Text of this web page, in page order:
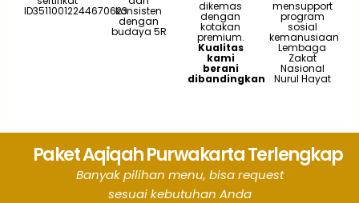
ID35110012244670623konsisten
dengan
budaya 5R
dikemas
dengan
kotakan
premium.
Kualitas
kami
berani
dibandingkan
mensupport
program
sosial
kemanusiaan
Lembaga
Zakat
Nasional
Nurul Hayat
Paket Aqiqah Purwakarta Terlengkap
Banyak pilihan menu, bisarequest
sesuaikebutuhan Anda